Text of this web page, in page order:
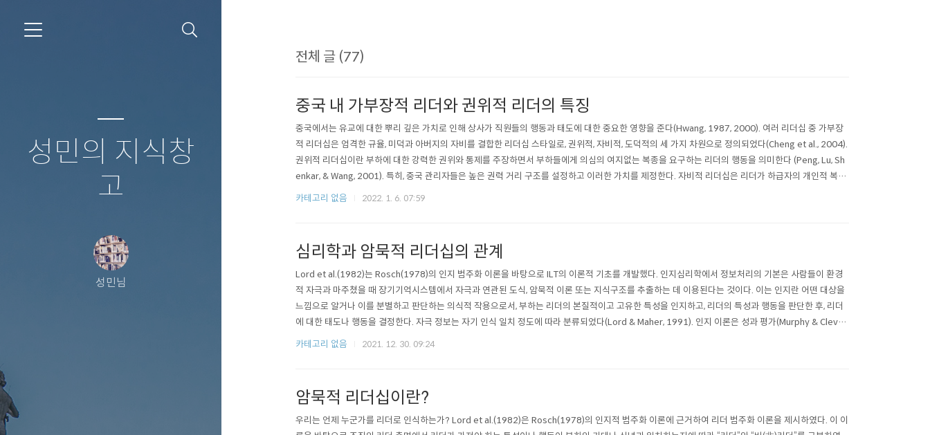
성민의 지식창
고
성민님
전체 글 (77)
중국 내 가부장적 리더와 권위적 리더의 특징
중국에서는 유교에 대한 뿌리 깊은 가치로 인해 상사가 직원들의 행동과 태도에 대한 중요한 영향을 준다(Hwang, 1987, 2000). 여러 리더십 중 가부장
적 리더십은 엄격한 규율, 미덕과 아버지의 자비를 결합한 리더십 스타일로, 권위적, 자비적, 도덕적의 세 가지 차원으로 정의되었다(Cheng et al., 2004).
권위적 리더십이란 부하에 대한 강력한 권위와 통제를 주장하면서 부하들에게 의심의 여지없는 복종을 요구하는 리더의 행동을 의미한다 (Peng, Lu, Sh
enkar, & Wang, 2001). 특히, 중국 관리자들은 높은 권력 거리 구조를 설정하고 이러한 가치를 제정한다. 자비적 리더십은 리더가 하급자의 개인적 복지
에 대한 개별화되고 전체적인 관심을 보여준다는 것을 의미한다. 도덕적 ..
카테고리 없음 2022. 1. 6. 07:59
심리학과 암묵적 리더십의 관계
Lord et al.(1982)는 Rosch(1978)의 인지 범주화 이론을 바탕으로 ILT의 이론적 기초를 개발했다. 인지심리학에서 정보처리의 기본은 사람들이 환경
적 자극과 마주쳤을 때 장기기억시스템에서 자극과 연관된 도식, 암묵적 이론 또는 지식구조를 추출하는 데 이용된다는 것이다. 이는 인지란 어떤 대상을
느낌으로 알거나 이를 분별하고 판단하는 의식적 작용으로서, 부하는 리더의 본질적이고 고유한 특성을 인지하고, 리더의 특성과 행동을 판단한 후, 리더
에 대한 태도나 행동을 결정한다. 자극 정보는 자기 인식 일치 정도에 따라 분류되었다(Lord & Maher, 1991). 인지 이론은 성과 평가(Murphy & Clevel
and, 1995), 리더십 행동 평가(Lord & Maher, 1991), 사..
카테고리 없음 2021. 12. 30. 09:24
암묵적 리더십이란?
우리는 언제 누군가를 리더로 인식하는가? Lord et al.(1982)은 Rosch(1978)의 인지적 범주화 이론에 근거하여 리더 범주화 이론을 제시하였다. 이 이